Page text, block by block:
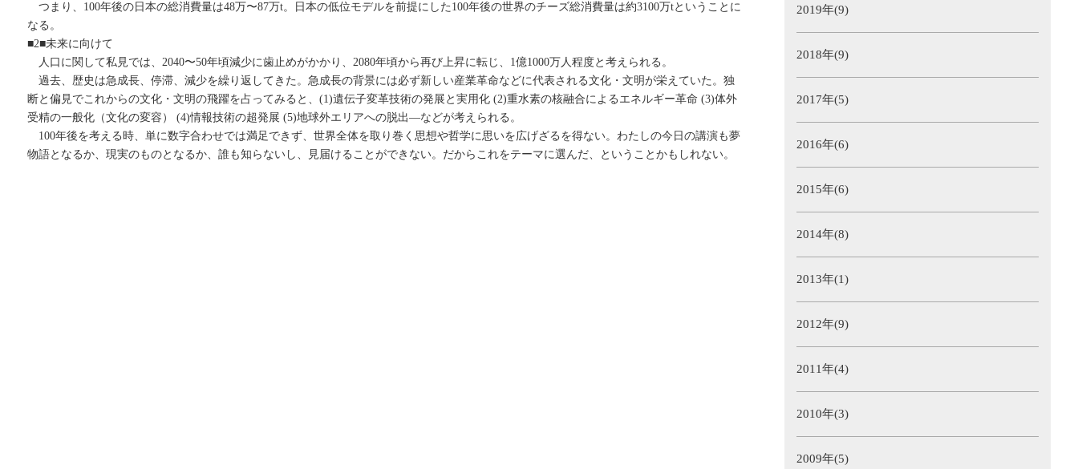
つまり、100年後の日本の総消費量は48万〜87万t。日本の低位モデルを前提にした100年後の世界のチーズ総消費量は約3100万tということに
なる。
■2■未来に向けて
人口に関して私見では、2040〜50年頃減少に歯止めがかかり、2080年頃から再び上昇に転じ、1億1000万人程度と考えられる。
過去、歴史は急成長、停滞、減少を繰り返してきた。急成長の背景には必ず新しい産業革命などに代表される文化・文明が栄えていた。独
断と偏見でこれからの文化・文明の飛躍を占ってみると、(1)遺伝子変革技術の発展と実用化 (2)重水素の核融合によるエネルギー革命 (3)体外
受精の一般化（文化の変容） (4)情報技術の超発展 (5)地球外エリアへの脱出―などが考えられる。
100年後を考える時、単に数字合わせでは満足できず、世界全体を取り巻く思想や哲学に思いを広げざるを得ない。わたしの今日の講演も夢
物語となるか、現実のものとなるか、誰も知らないし、見届けることができない。だからこれをテーマに選んだ、ということかもしれない。
2019年(9)
2018年(9)
2017年(5)
2016年(6)
2015年(6)
2014年(8)
2013年(1)
2012年(9)
2011年(4)
2010年(3)
2009年(5)